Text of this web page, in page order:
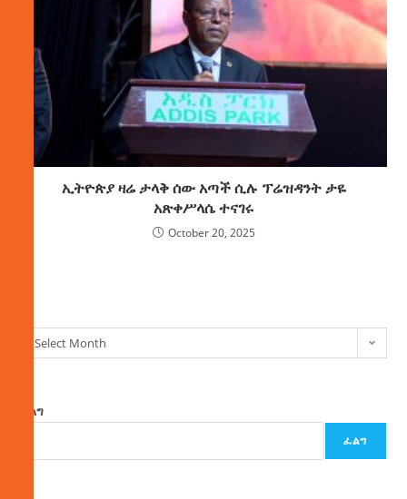
ኢትዮጵያ ዛሬ ታላቅ ሰው አጣች ሲሉ ፕሬዝዳንት ታዬ
አጽቀሥላሴ ተናገሩ
October 20, 2025
Select Month
ፈልግ
ፈልግ